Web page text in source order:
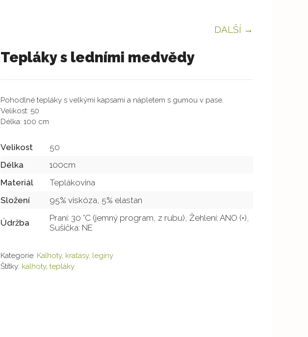
DALŠÍ →
Tepláky s ledními medvědy
Pohodlné tepláky s velkými kapsami a nápletem s gumou v pase.
Velikost: 50
Délka: 100 cm
Velikost
50
Délka
100cm
Materiál
Teplákovina
Složení
95% viskóza, 5% elastan
Údržba
Praní: 30 °C (jemný program, z rubu), Žehlení: ANO (•),
Sušička: NE
Kategorie: Kalhoty, kraťasy, leginy
Štítky: kalhoty, tepláky